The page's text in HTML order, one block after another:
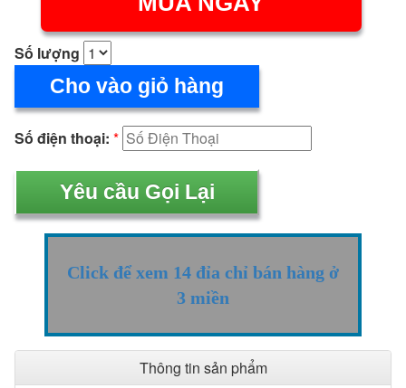
Số lượng
Cho vào giỏ hàng
Số điện thoại: *
Click để xem 14 đỉa chỉ bán hàng ở
3 miền
Thông tin sản phẩm